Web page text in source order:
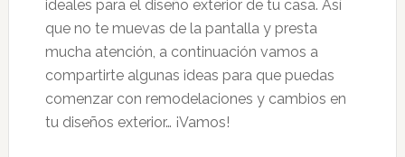
ideales para el diseño exterior de tu casa. Así
que no te muevas de la pantalla y presta
mucha atención, a continuación vamos a
compartirte algunas ideas para que puedas
comenzar con remodelaciones y cambios en
tu diseños exterior… ¡Vamos!